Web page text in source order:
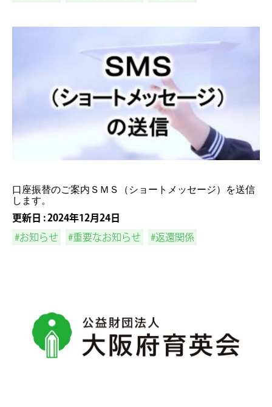
口座振替のご案内ＳＭＳ（ショートメッセージ）を送信
します。
更新日 : 2024年12月24日
#お知らせ
#重要なお知らせ #返還関係